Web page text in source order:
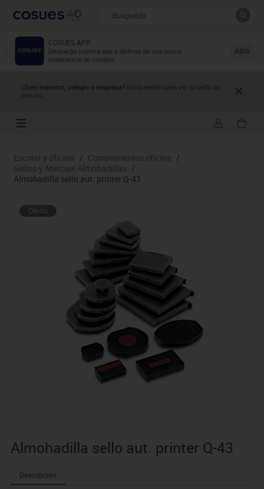
COSUES APP
Descarga nuestra app y disfruta de una nueva
experiencia de compra.
Abrir
¿Eres maestro, colegio o empresa? Inicia sesión para ver tu tarifa de
precios.
Resultados de la búsqueda
Escolar y oficina / Complementos oficina /
Sellos·y·Marcaje Almohadillas /
Almohadilla sello aut. printer Q-43
Oferta
Almohadilla sello aut. printer Q-43
Descripción